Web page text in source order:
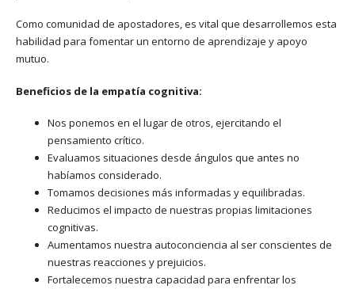
Como comunidad de apostadores, es vital que desarrollemos esta
habilidad para fomentar un entorno de aprendizaje y apoyo
mutuo.
Beneficios de la empatía cognitiva:
Nos ponemos en el lugar de otros, ejercitando el
pensamiento crítico.
Evaluamos situaciones desde ángulos que antes no
habíamos considerado.
Tomamos decisiones más informadas y equilibradas.
Reducimos el impacto de nuestras propias limitaciones
cognitivas.
Aumentamos nuestra autoconciencia al ser conscientes de
nuestras reacciones y prejuicios.
Fortalecemos nuestra capacidad para enfrentar los